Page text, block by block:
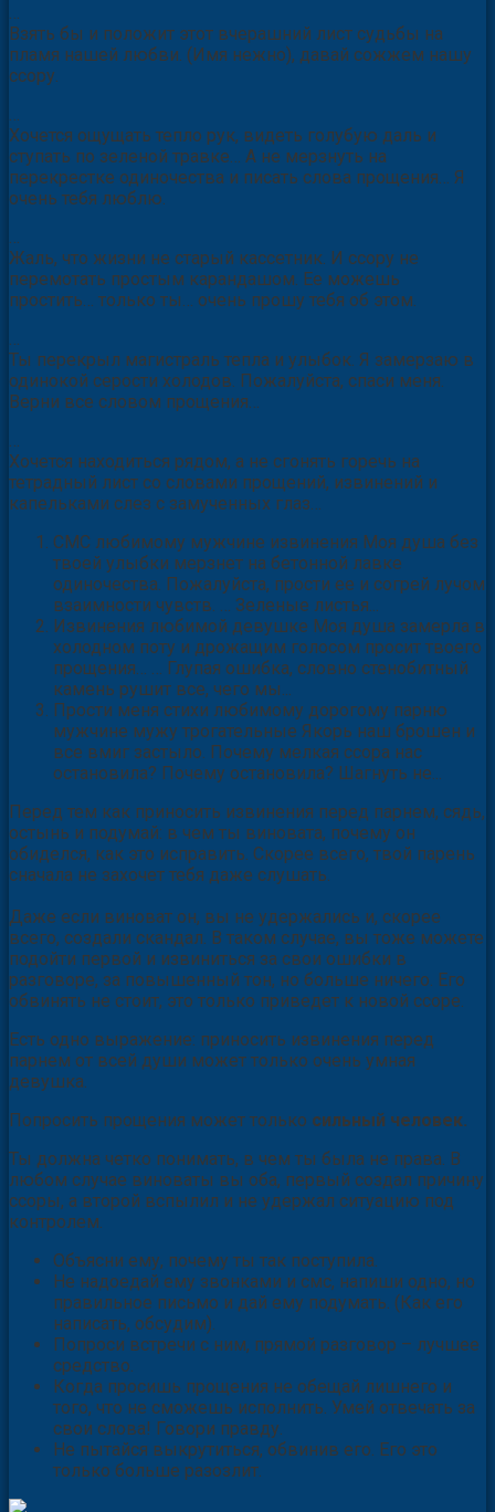
…
Взять бы и положит этот вчерашний лист судьбы на
пламя нашей любви. (Имя нежно), давай сожжем нашу
ссору.
…
Хочется ощущать тепло рук, видеть голубую даль и
ступать по зеленой травке… А не мерзнуть на
перекрестке одиночества и писать слова прощения… Я
очень тебя люблю.
…
Жаль, что жизни не старый кассетник. И ссору не
перемотать простым карандашом. Ее можешь
простить… только ты… очень прошу тебя об этом.
…
Ты перекрыл магистраль тепла и улыбок. Я замерзаю в
одинокой серости холодов. Пожалуйста, спаси меня.
Верни все словом прощения…
…
Хочется находиться рядом, а не сгонять горечь на
тетрадный лист со словами прощений, извинений и
капельками слез с замученных глаз…
СМС любимому мужчине извинения Моя душа без
твоей улыбки мерзнет на бетонной лавке
одиночества. Пожалуйста, прости ее и согрей лучом
взаимности чувств. … Зеленые листья...
Извинения любимой девушке Моя душа замерла в
холодном поту и дрожащим голосом просит твоего
прощения… … Глупая ошибка, словно стенобитный
камень рушит все, чего мы...
Прости меня стихи любимому дорогому парню
мужчине мужу трогательные Якорь наш брошен и
все вмиг застыло. Почему мелкая ссора нас
остановила? Почему остановила? Шагнуть не...
Перед тем как приносить извинения перед парнем, сядь,
остынь и подумай: в чем ты виновата, почему он
обиделся, как это исправить. Скорее всего, твой парень
сначала не захочет тебя даже слушать.
Даже если виноват он, вы не удержались и, скорее
всего, создали скандал. В таком случае, вы тоже можете
подойти первой и извиниться за свои ошибки в
разговоре, за повышенный тон, но больше ничего. Его
обвинять не стоит, это только приведет к новой ссоре.
Есть одно выражение: приносить извинения перед
парнем от всей души может только очень умная
девушка.
Попросить прощения может только сильный человек.
Ты должна четко понимать, в чем ты была не права. В
любом случае виноваты вы оба, первый создал причину
ссоры, а второй вспылил и не удержал ситуацию под
контролем.
Объясни ему, почему ты так поступила.
Не надоедай ему звонками и смс, напиши одно, но
правильное письмо и дай ему подумать. (Как его
написать, обсудим).
Попроси встречи с ним, прямой разговор – лучшее
средство.
Когда просишь прощения не обещай лишнего и
того, что не сможешь исполнить. Умей отвечать за
свои слова! Говори правду.
Не пытайся выкрутиться, обвинив его. Его это
только больше разозлит.